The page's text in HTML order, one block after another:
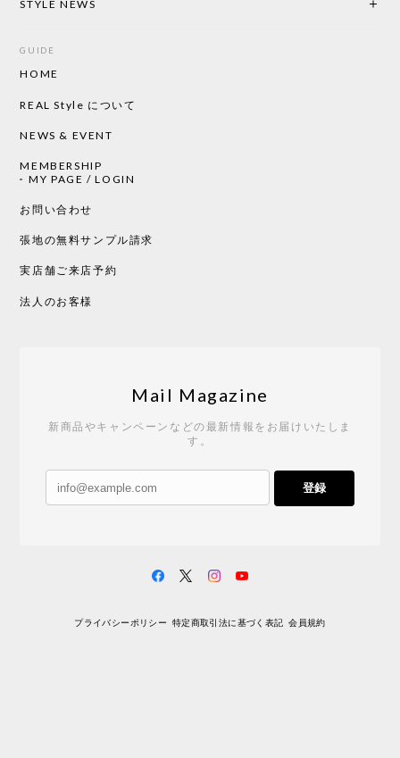
STYLE NEWS
GUIDE
HOME
REAL Style について
NEWS & EVENT
MEMBERSHIP
MY PAGE / LOGIN
お問い合わせ
張地の無料サンプル請求
実店舗ご来店予約
法人のお客様
Mail Magazine
新商品やキャンペーンなどの最新情報をお届けいたしま
す。
登録
プライバシーポリシー 特定商取引法に基づく表記 会員規約